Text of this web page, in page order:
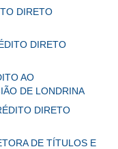
DIRETO
DIRETO
AO
DE LONDRINA
DIRETO
DE TÍTULOS E